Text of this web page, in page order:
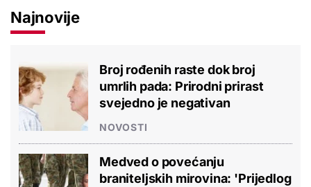
Najnovije
Broj rođenih raste dok broj
umrlih pada: Prirodni prirast
svejedno je negativan
NOVOSTI
Medved o povećanju
braniteljskih mirovina: 'Prijedlog